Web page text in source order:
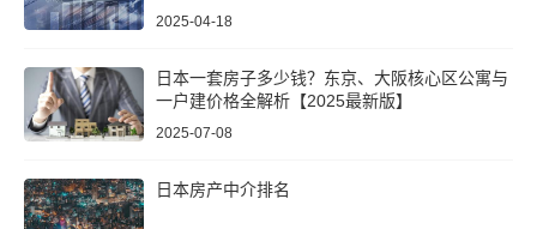
2025-04-18
日本一套房子多少钱？东京、大阪核心区公寓与
一户建价格全解析【2025最新版】
2025-07-08
日本房产中介排名